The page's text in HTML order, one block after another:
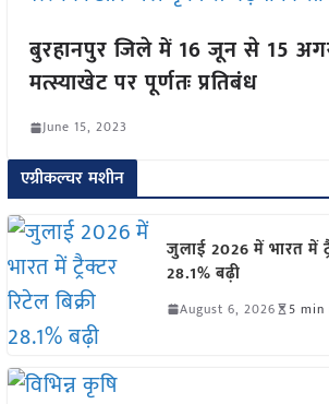
बुरहानपुर जिले में 16 जून से 15
मत्स्याखेट पर पूर्णतः प्रतिबंध
June 15, 2023
एग्रीकल्चर मशीन
जुलाई 2026 में भारत में
28.1% बढ़ी
August 6, 2026 5 min